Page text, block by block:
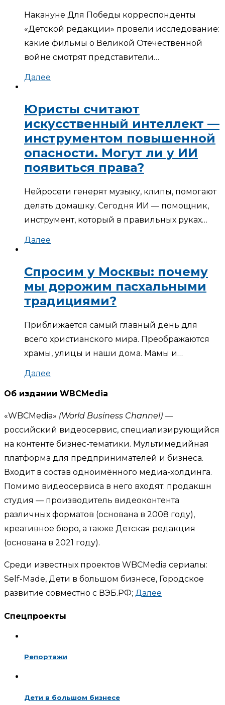
Накануне Для Победы корреспонденты
«Детской редакции» провели исследование:
какие фильмы о Великой Отечественной
войне смотрят представители…
Далее
Юристы считают
искусственный интеллект —
инструментом повышенной
опасности. Могут ли у ИИ
появиться права?
Нейросети генерят музыку, клипы, помогают
делать домашку. Сегодня ИИ — помощник,
инструмент, который в правильных руках…
Далее
Спросим у Москвы: почему
мы дорожим пасхальными
традициями?
Приближается самый главный день для
всего христианского мира. Преображаются
храмы, улицы и наши дома. Мамы и…
Далее
Об издании WBCMedia
«WBCMedia» (World Business Channel) —
российский видеосервис, специализирующийся
на контенте бизнес-тематики. Мультимедийная
платформа для предпринимателей и бизнеса.
Входит в состав одноимённого медиа-холдинга.
Помимо видеосервиса в него входят: продакшн
студия — производитель видеоконтента
различных форматов (основана в 2008 году),
креативное бюро, а также Детская редакция
(основана в 2021 году).
Среди известных проектов WBCMedia сериалы:
Self-Made, Дети в большом бизнесе, Городское
развитие совместно с ВЭБ.РФ; Далее
Спецпроекты
Репортажи
Дети в большом бизнесе